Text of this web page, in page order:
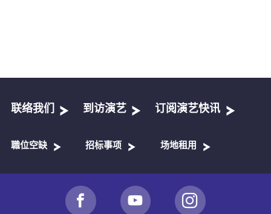
联络我们 到访演艺 订阅演艺快讯
職位空缺 招标事项 场地租用